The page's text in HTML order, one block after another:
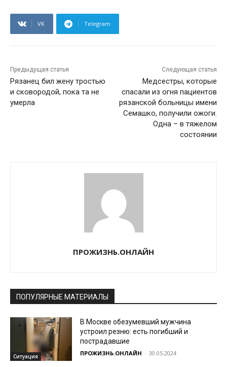
VK Telegram
Предыдущая статья
Рязанец бил жену тростью
и сковородой, пока та не
умерла
Следующая статья
Медсестры, которые
спасали из огня пациентов
рязанской больницы имени
Семашко, получили ожоги.
Одна – в тяжелом
состоянии
ПРОЖИЗНЬ.ОНЛАЙН
ПОПУЛЯРНЫЕ МАТЕРИАЛЫ
Ситуация
В Москве обезумевший мужчина
устроил резню: есть погибший и
пострадавшие
ПРОЖИЗНЬ.ОНЛАЙН - 30.05.2024